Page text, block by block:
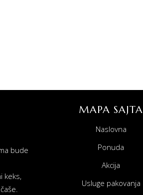
bude
keks,
MAPA SAJTA
Naslovna
Ponuda
Akcija
Usluge pakovanja